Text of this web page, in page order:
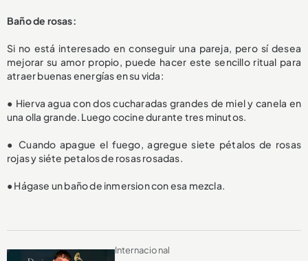
Baño de rosas:
Si no está interesado en conseguir una pareja, pero sí desea
mejorar su amor propio, puede hacer este sencillo ritual para
atraer buenas energías en su vida:
● Hierva agua con dos cucharadas grandes de miel y canela en
una olla grande. Luego cocine durante tres minutos.
● Cuando apague el fuego, agregue siete pétalos de rosas
rojas y siéte petalos de rosas rosadas.
● Hágase un baño de inmersion con esa mezcla.
Internacional